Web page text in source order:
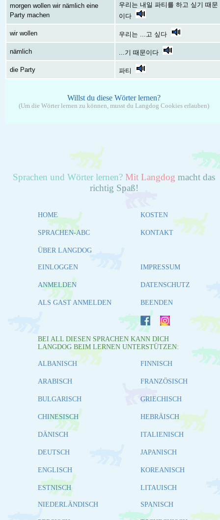
morgen wollen wir nämlich eine
Party machen
우리는 내일 파티를 하고 싶기 때문
이다
wir wollen 우리는 ...고 싶다
nämlich ...기 때문이다
die Party 파티
Willst du diese Wörter lernen?
(Um die Wörter lernen zu können, musst du Langdog Cookies erlauben)
Sprachen und Wörter lernen? Mit Langdog macht das
richtig Spaß!
HOME
SPRACHEN-ABC
ÜBER LANGDOG
KOSTEN
KONTAKT
EINLOGGEN
ANMELDEN
ALS GAST ANMELDEN
IMPRESSUM
DATENSCHUTZ
BEENDEN
BEI ALL DIESEN SPRACHEN KANN DICH
LANGDOG BEIM LERNEN UNTERSTÜTZEN:
ALBANISCH
ARABISCH
BULGARISCH
CHINESISCH
DÄNISCH
DEUTSCH
ENGLISCH
ESTNISCH
FINNISCH
FRANZÖSISCH
GRIECHISCH
HEBRÄISCH
ITALIENISCH
JAPANISCH
KOREANISCH
LITAUISCH
NIEDERLÄNDISCH SPANISCH